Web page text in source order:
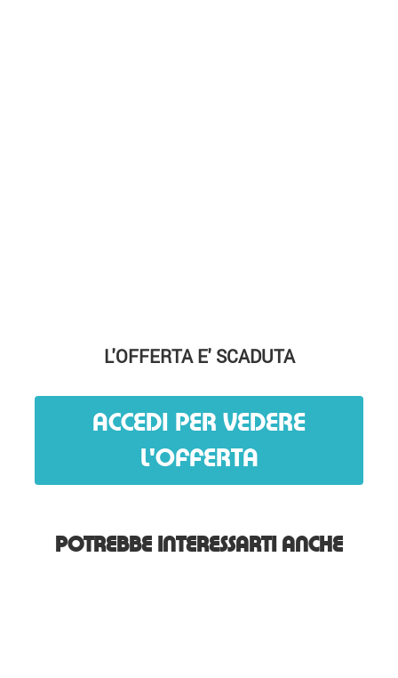
L'OFFERTA E' SCADUTA
ACCEDI PER VEDERE
L'OFFERTA
POTREBBE INTERESSARTI ANCHE